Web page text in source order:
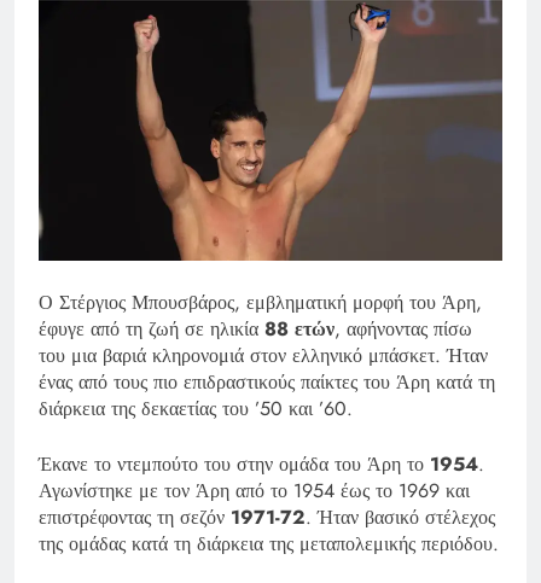
Ο Στέργιος Μπουσβάρος, εμβληματική μορφή του Άρη,
έφυγε από τη ζωή σε ηλικία 88 ετών, αφήνοντας πίσω
του μια βαριά κληρονομιά στον ελληνικό μπάσκετ. Ήταν
ένας από τους πιο επιδραστικούς παίκτες του Άρη κατά τη
διάρκεια της δεκαετίας του ’50 και ’60.
Έκανε το ντεμπούτο του στην ομάδα του Άρη το 1954.
Αγωνίστηκε με τον Άρη από το 1954 έως το 1969 και
επιστρέφοντας τη σεζόν 1971-72. Ήταν βασικό στέλεχος
της ομάδας κατά τη διάρκεια της μεταπολεμικής περιόδου.